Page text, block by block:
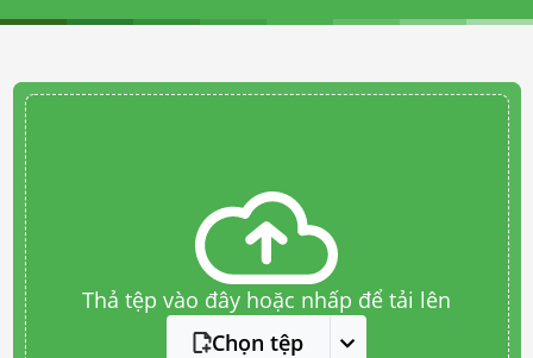
Thả tệp vào đây hoặc nhấp để tải lên
Chọn tệp